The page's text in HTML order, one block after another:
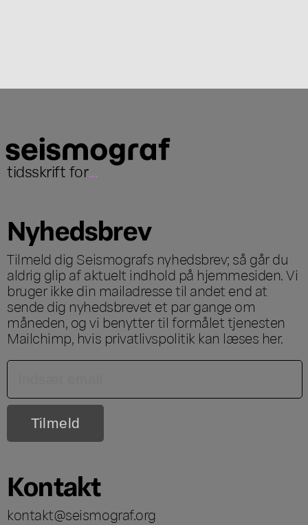
tidsskrift for...
Nyhedsbrev
Tilmeld dig Seismografs nyhedsbrev; så går du
aldrig glip af aktuelt indhold på hjemmesiden. Vi
bruger ikke din mailadresse til andet end at
sende dig nyhedsbrevet et par gange om
måneden, og vi benytter til formålet tjenesten
Mailchimp, hvis privatlivspolitik kan læses her.
Kontakt
kontakt@seismograf.org